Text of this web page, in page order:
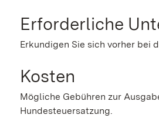
Erforderliche
Erkundigen Sie sich vorher bei
Kosten
Mögliche Gebühren zur
Hundesteuersatzung.